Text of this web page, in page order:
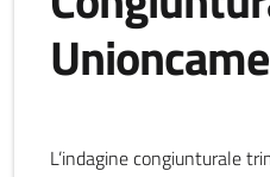
L’indagine congiunturale